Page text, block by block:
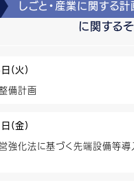
しごと・産業に関する計
に関する
(火)
備計画
(金)
強化法に基づく先端設備等